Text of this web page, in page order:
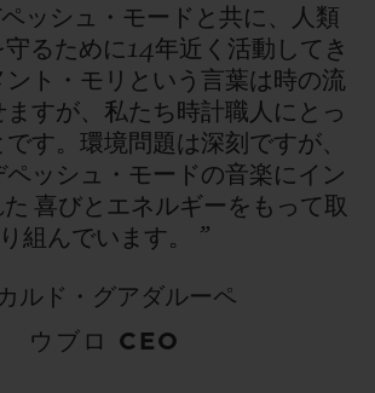
ッシュ・モードと共に、人類
るために14年近く活動してき
ント・モリという言葉は時の流
すが、私たち時計職人にとっ
す。環境問題は深刻ですが、
ッシュ・モードの音楽にイン
喜びとエネルギーをもって取
り組んでいます。
”
ルド・グアダルーペ
ウブロ CEO